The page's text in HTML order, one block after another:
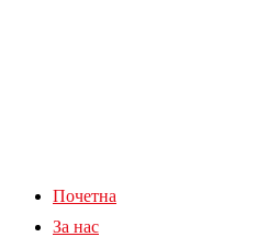
Почетна
За нас